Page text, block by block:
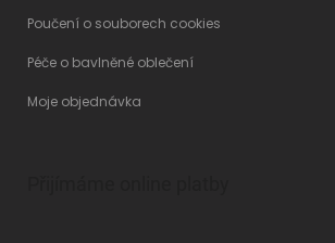
Poučení o souborech cookies
Péče o bavlněné oblečení
Moje objednávka